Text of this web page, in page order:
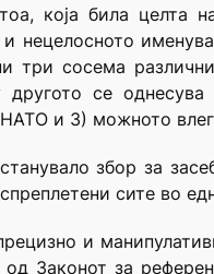
која била целта
и нецелосното
три сосема
другото се
и 3) можното
збор за
сите во
и
Законот за